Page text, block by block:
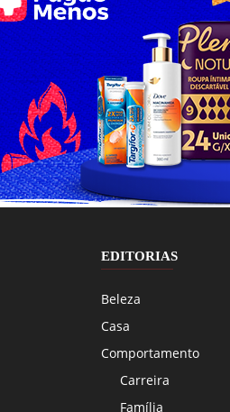
EDITORIAS
Beleza
Casa
Comportamento
Carreira
Família